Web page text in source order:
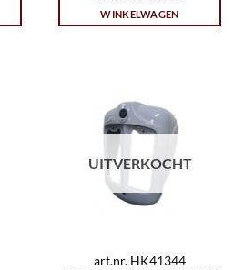
WINKELWAGEN
UITVERKOCHT
art.nr. HK41344